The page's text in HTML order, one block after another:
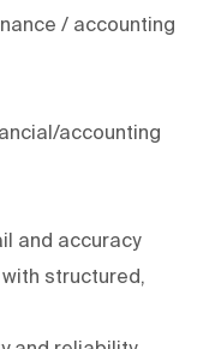
/ accounting
accounting
and accuracy
structured,